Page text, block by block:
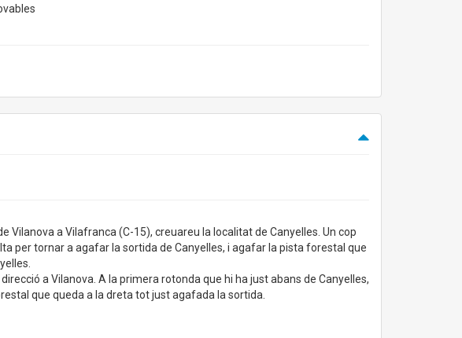
Vilanova a Vilafranca (C-15), creuareu la localitat de Canyelles. Un cop
per tornar a agafar la sortida de Canyelles, i agafar la pista forestal que
a Vilanova. A la primera rotonda que hi ha just abans de Canyelles,
que queda a la dreta tot just agafada la sortida.